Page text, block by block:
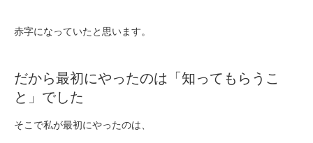
赤字になっていたと思います。
だから最初にやったのは「知ってもらうこ
と」でした
そこで私が最初にやったのは、